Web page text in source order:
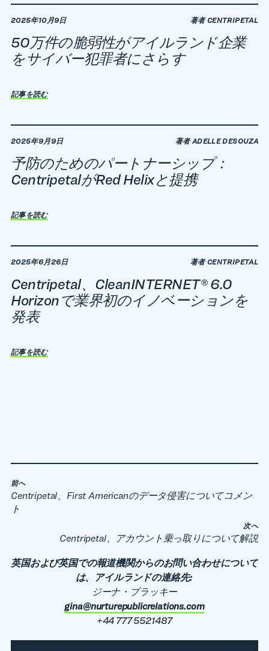
2025年10月9日 著者 CENTRIPETAL
50万件の脆弱性がアイルランド企業
をサイバー犯罪者にさらす
記事を読む
2025年9月9日 著者 ADELLE DESOUZA
予防のためのパートナーシップ：
CentripetalがRed Helixと提携
記事を読む
2025年6月26日 著者 CENTRIPETAL
Centripetal、CleanINTERNET® 6.0
Horizonで業界初のイノベーションを
発表
記事を読む
前へ
Centripetal、First Americanのデータ侵害についてコメン
ト
次へ
Centripetal、アカウント乗っ取りについて解説
英国および英国での報道機関からのお問い合わせについて
は、アイルランドの連絡先:
ジーナ・ブラッキー
gina@nurturepublicrelations.com
+44 777 5521487